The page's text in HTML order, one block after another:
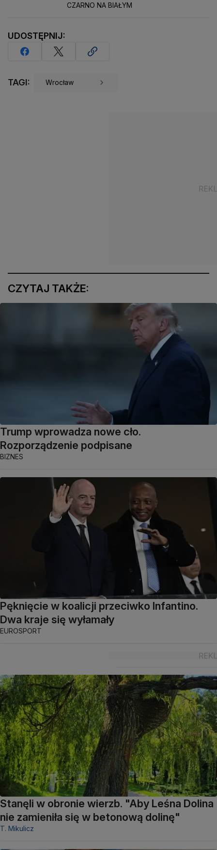
CZARNO NA BIAŁYM
UDOSTĘPNIJ:
TAGI: Wrocław
CZYTAJ TAKŻE:
Trump wprowadza nowe cło.
Rozporządzenie podpisane
BIZNES
Pęknięcie w koalicji przeciwko Infantino.
Dwa kraje się wyłamały
EUROSPORT
Stanęli w obronie wierzb. "Aby Leśna Dolina
nie zamieniła się w betonową dolinę"
T. Mikulicz